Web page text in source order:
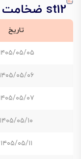
st12 ضخامت 0.9 عرض 1250
تاریخ
۱۴۰۵/۰۵/
۱۴۰۵/۰۵/۰۶
۱۴۰۵/۰۵/
۱۴۰۵/۰۵/۱۰
۱۴۰۵/۰۵/۱۱